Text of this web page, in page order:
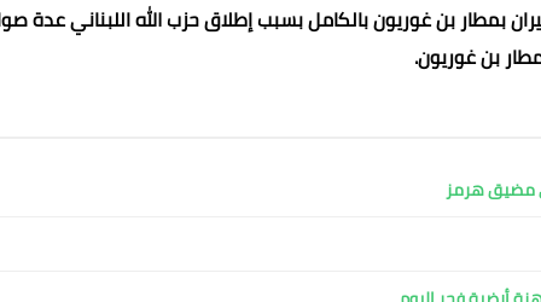
بمطار بن غوريون بالكامل بسبب إطلاق حزب الله اللبناني عدة
بن غوريون.
مضيق هرمز